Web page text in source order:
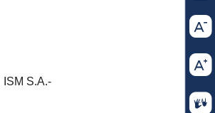
S.A.-